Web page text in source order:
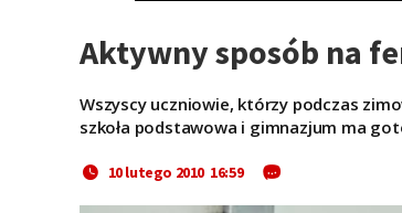
Aktywny sposób na
Wszyscy uczniowie, którzy podczas
szkoła podstawowa i gimnazjum ma
10 lutego 2010 16:59